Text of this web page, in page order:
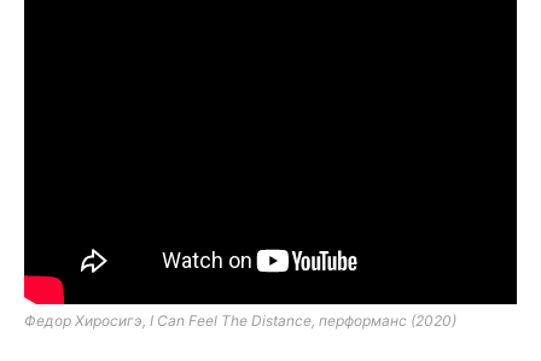
Федор Хиросигэ, I Can Feel The Distance, перформанс (2020)